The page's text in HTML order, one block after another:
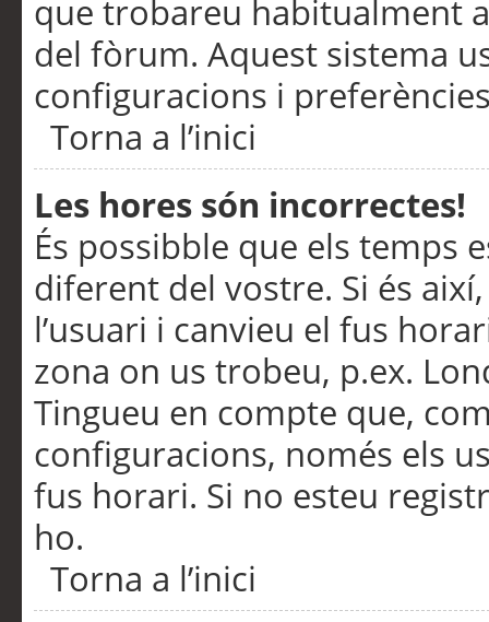
que trobareu habitualment
del fòrum. Aquest sistema
configuracions i
Torna a l’inici
Les hores són incorrectes!
És possibble que els temps
diferent del vostre. Si és
l’usuari i canvieu el fus
zona on us trobeu, p.ex.
Tingueu en compte que,
configuracions, només els
fus horari. Si no esteu
ho.
Torna a l’inici